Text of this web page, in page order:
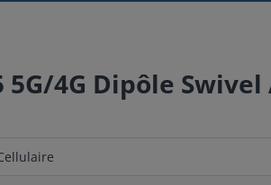
4G Dipôle